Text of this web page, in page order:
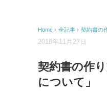
Home › 全記事 › 契約書の
2018年11月27日
契約書の作
について」